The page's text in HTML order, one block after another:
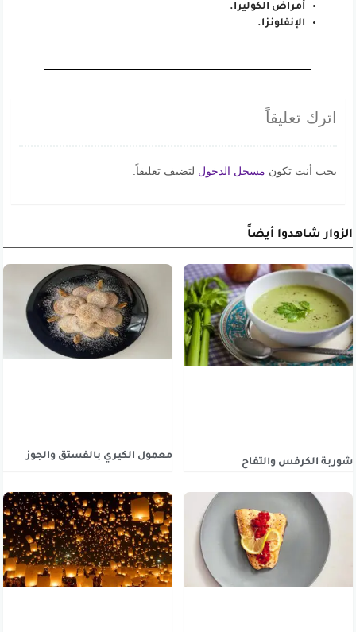
أمراض الكوليرا.
الإنفلونزا.
اترك تعليقاً
يجب أنت تكون مسجل الدخول لتضيف تعليقاً.
الزوار شاهدوا أيضاً
شوربة الكرفس والتفاح
معمول الكيري بالفستق والجوز